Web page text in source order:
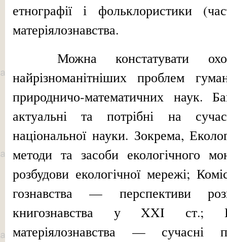
етнографії і фольклористики
матеріялознавства.
Можна констатувати
найрізноманітніших проблем
природничо-математичних наук.
актуальні та потрібні на
національної науки. Зокрема,
методи та засоби екологічного
розбудови екологічної мережі;
гознавства — перспективи
книгознавства у XXI ст.;
матеріялознавства — сучасні